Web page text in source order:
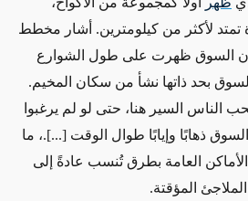
لأكثر من كيلومترين. أشار مخطط
أن السوق ظهرت على طول الشوارع
بحد ذاتها نشأ من سكان المخيم.
الناس السير هنا، حتى لو لم يرغبوا
ذهابًا وإيابًا طوال الوقت [...].، ما
العامة بطرق تُنسب عادةً إلى
المؤقتة.